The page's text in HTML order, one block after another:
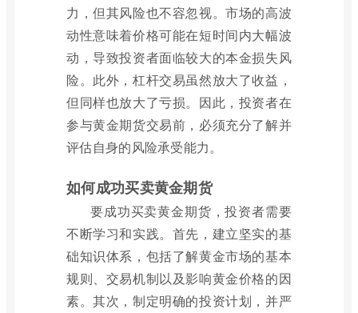
力，但其风险也不容忽视。市场的高波
动性意味着价格可能在短时间内大幅波
动，导致投资者面临较大的本金损失风
险。此外，杠杆交易虽然放大了收益，
但同样也放大了亏损。因此，投资者在
参与黄金期货交易前，必须充分了解并
评估自身的风险承受能力。
如何成功买卖黄金期货
要成功买卖黄金期货，投资者需要
不断学习和实践。首先，建立坚实的基
础知识体系，包括了解黄金市场的基本
规则、交易机制以及影响黄金价格的因
素。其次，制定明确的投资计划，并严